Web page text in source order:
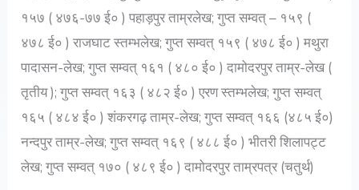
१५७ ( ४७६-७७ ई० ) पहाड़पुर ताम्रलेख; गुप्त सम्वत् – १५९ (
४७८ ई० ) राजघाट स्तम्भलेख; गुप्त सम्वत् १५९ ( ४७८ ई० ) मथुरा
पादासन-लेख; गुप्त सम्वत् १६१ ( ४८० ई० ) दामोदरपुर ताम्र-लेख (
तृतीय ); गुप्त सम्वत् १६३ ( ४८२ ई० ) एरण स्तम्भलेख; गुप्त सम्वत्
१६५ ( ४८४ ई० ) शंकरगढ़ ताम्र-लेख; गुप्त सम्वत् १६६ (४८५ ई०)
नन्दपुर ताम्र-लेख; गुप्त सम्वत् १६९ ( ४८८ ई० ) भीतरी शिलापट्ट
लेख; गुप्त सम्वत् १७० ( ४८९ ई० ) दामोदरपुर ताम्रपत्र (चतुर्थ)